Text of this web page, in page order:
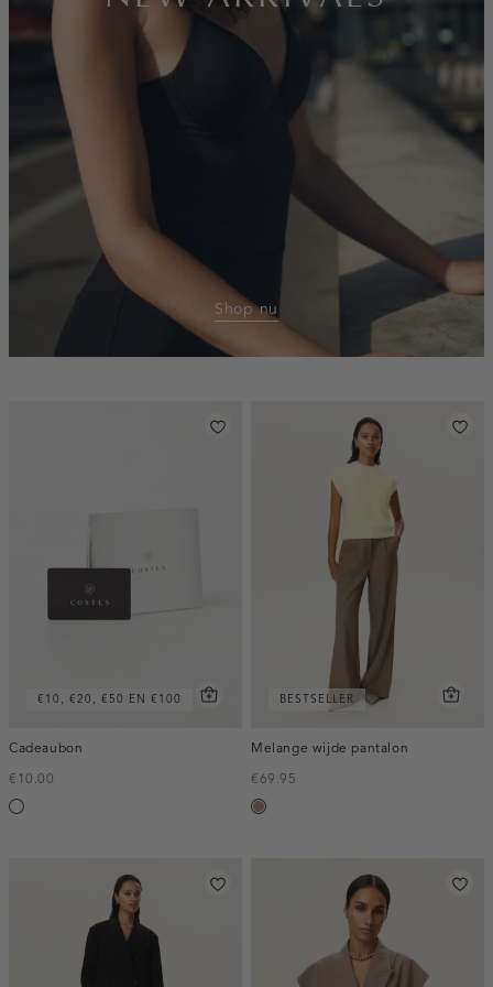
Shop nu
€10, €20, €50 EN €100
Cadeaubon
€10.00
Silver
BESTSELLER
Melange wijde pantalon
€69.95
taupe,